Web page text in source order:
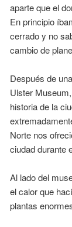
aparte que el
En principio
cerrado y no
cambio de
Después de
Ulster
historia de la
Norte nos
ciudad durante
Al lado del
el calor que
plantas